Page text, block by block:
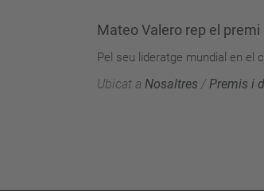
Mateo Valero rep el premi
Pel seu lideratge mundial en el
Ubicat a Nosaltres /Premis i